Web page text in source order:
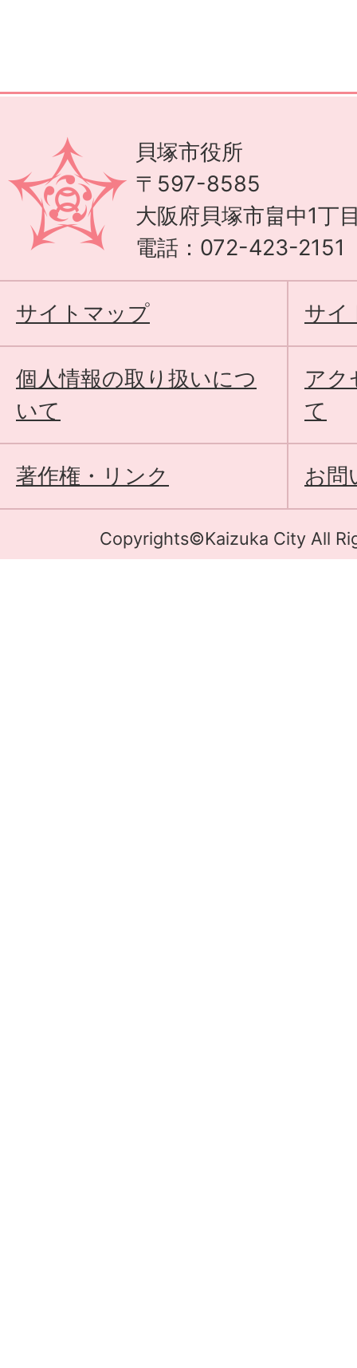
貝塚市役所
〒597-8585
大阪府貝塚市畠中1丁
電話：072-423-2151
サイトマップ サイ
個人情報の取り扱いにつ
いて
アク
て
著作権・リンク お問
Copyrights©Kaizuka City All